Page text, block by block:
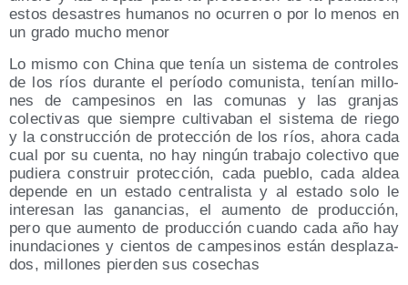
estos desas­tres huma­nos no ocu­rren o por lo menos en
un gra­do mucho menor
Lo mis­mo con Chi­na que tenía un sis­te­ma de con­tro­les
de los ríos duran­te el perío­do comu­nis­ta, tenían millo­
nes de cam­pe­si­nos en las comu­nas y las gran­jas
colec­ti­vas que siem­pre cul­ti­va­ban el sis­te­ma de rie­go
y la cons­truc­ción de pro­tec­ción de los ríos, aho­ra cada
cual por su cuen­ta, no hay nin­gún tra­ba­jo colec­ti­vo que
pudie­ra cons­truir pro­tec­ción, cada pue­blo, cada aldea
depen­de en un esta­do cen­tra­lis­ta y al esta­do solo le
intere­san las ganan­cias, el aumen­to de pro­duc­ción,
pero que aumen­to de pro­duc­ción cuan­do cada año hay
inun­da­cio­nes y cien­tos de cam­pe­si­nos están des­pla­za­
dos, millo­nes pier­den sus cosechas